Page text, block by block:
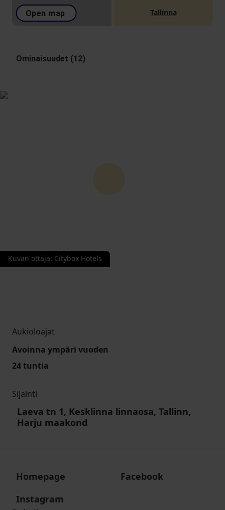
Open map Tallinna
Ominaisuudet (12)
Kuvan ottaja: Citybox Hotels
Aukioloajat
Avoinna ympäri vuoden
24 tuntia
Sijainti
Laeva tn 1, Kesklinna linnaosa, Tallinn,
Harju maakond
Homepage
Facebook
Instagram